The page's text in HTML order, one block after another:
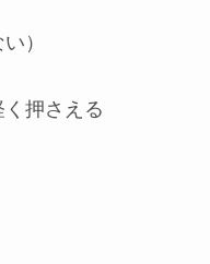
）
押さえる